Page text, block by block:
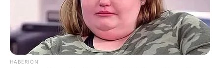
HABERION